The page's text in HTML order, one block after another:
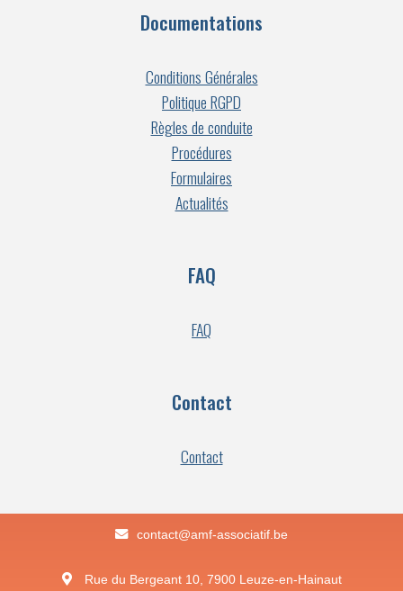
Documentations
Conditions Générales
Politique RGPD
Règles de conduite
Procédures
Formulaires
Actualités
FAQ
FAQ
Contact
Contact
eb.fitaicossa-fma@tcatnoc
Rue du Bergeant 10, 7900 Leuze-en-Hainaut